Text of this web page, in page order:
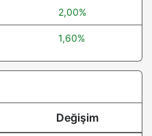
2,00%
1,60%
Değişim